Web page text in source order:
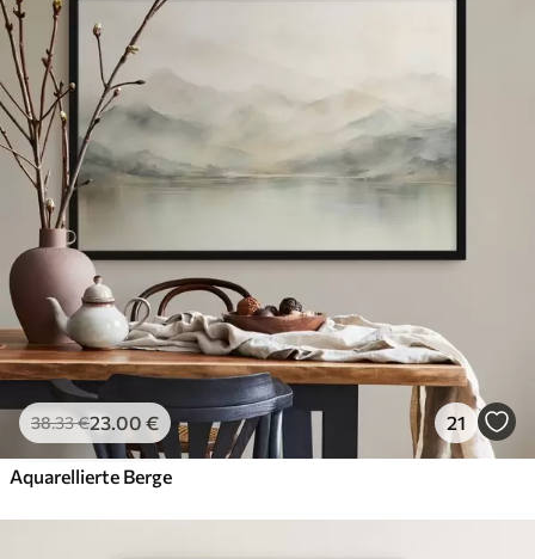
38.33€23.00 € 21
Aquarellierte Berge